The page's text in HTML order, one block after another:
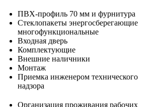
ПВХ-профиль 70 мм и фурнитура
Стеклопакеты энергосберегающие
многофункциональные
Входная дверь
Комплектующие
Внешние наличники
Монтаж
Приемка инженером технического
надзора
Организация проживания рабочих